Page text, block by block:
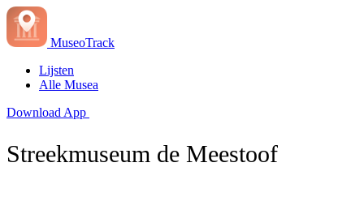
MuseoTrack
Lijsten
Alle Musea
Download App
Streekmuseum de Meestoof